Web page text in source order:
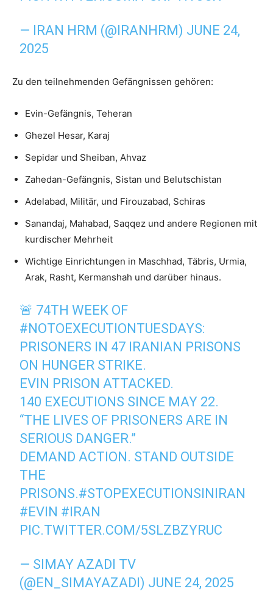
— IRAN HRM (@IRANHRM) JUNE 24,
2025
Zu den teilnehmenden Gefängnissen gehören:
Evin-Gefängnis, Teheran
Ghezel Hesar, Karaj
Sepidar und Sheiban, Ahvaz
Zahedan-Gefängnis, Sistan und Belutschistan
Adelabad, Militär, und Firouzabad, Schiras
Sanandaj, Mahabad, Saqqez und andere Regionen mit
kurdischer Mehrheit
Wichtige Einrichtungen in Maschhad, Täbris, Urmia,
Arak, Rasht, Kermanshah und darüber hinaus.
🚨 74TH WEEK OF
#NOTOEXECUTIONTUESDAYS:
PRISONERS IN 47 IRANIAN PRISONS
ON HUNGER STRIKE.
EVIN PRISON ATTACKED.
140 EXECUTIONS SINCE MAY 22.
“THE LIVES OF PRISONERS ARE IN
SERIOUS DANGER.”
DEMAND ACTION. STAND OUTSIDE
THE
PRISONS.#STOPEXECUTIONSINIRAN
#EVIN #IRAN
PIC.TWITTER.COM/5SLZBZYRUC
— SIMAY AZADI TV
(@EN_SIMAYAZADI) JUNE 24, 2025